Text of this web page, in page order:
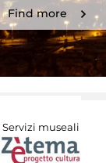
Find more
Servizi museali